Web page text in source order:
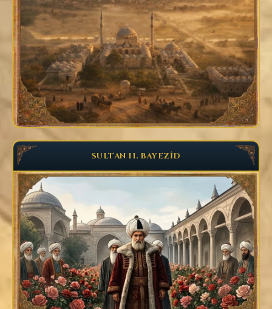
SULTAN II. BAYEZİD